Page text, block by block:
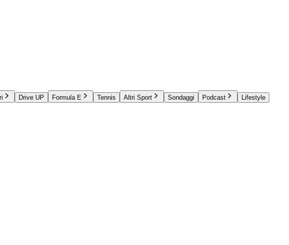
Drive UP Formula E Tennis Altri Sport Sondaggi Podcast
Lifestyle